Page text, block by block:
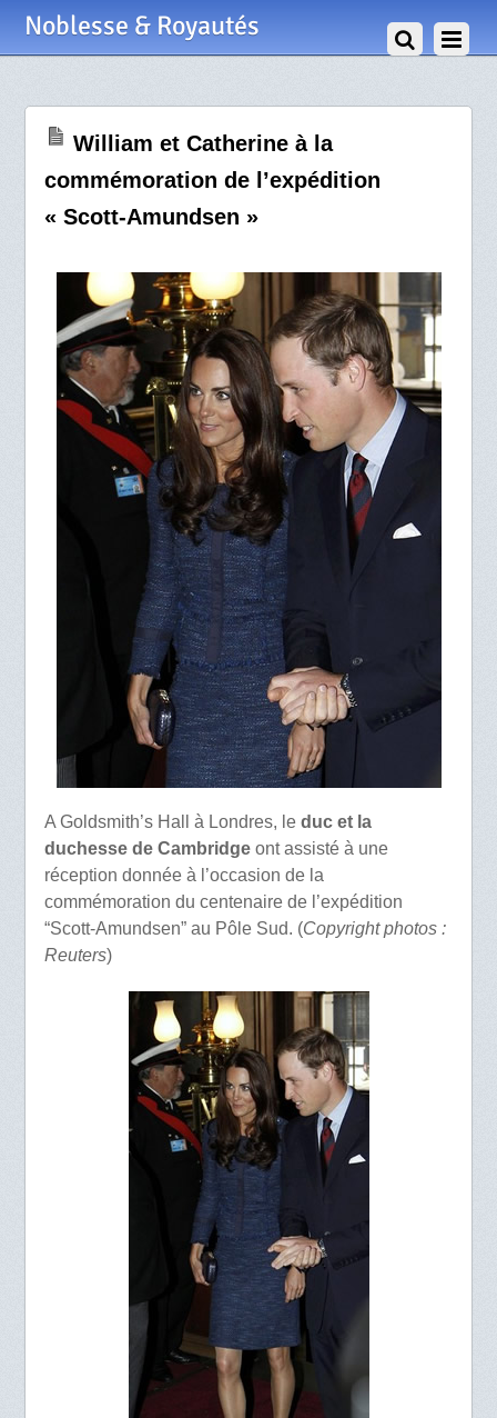
Noblesse & Royautés
William et Catherine à la
commémoration de l’expédition
« Scott-Amundsen »
A Goldsmith’s Hall à Londres, le duc et la
duchesse de Cambridgeont assisté à une
réception donnée à l’occasion de la
commémoration du centenaire de l’expédition
“Scott-Amundsen” au Pôle Sud. (Copyright photos :
Reuters)